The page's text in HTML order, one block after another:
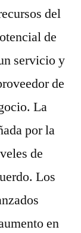
del
de
servicio y
de
La
por la
de
Los
en